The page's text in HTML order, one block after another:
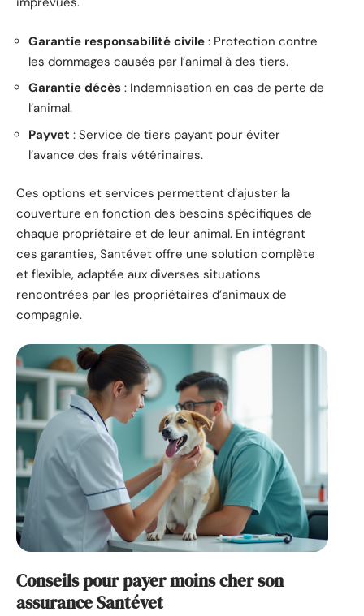
Garantie responsabilité civile : Protection contre
les dommages causés par l’animal à des tiers.
Garantie décès : Indemnisation en cas de perte de
l’animal.
Payvet : Service de tiers payant pour éviter
l’avance des frais vétérinaires.
Ces options et services permettent d’ajuster la
couverture en fonction des besoins spécifiques de
chaque propriétaire et de leur animal. En intégrant
ces garanties, Santévet offre une solution complète
et flexible, adaptée aux diverses situations
rencontrées par les propriétaires d’animaux de
compagnie.
Conseils pour payer moins cher son
assurance Santévet